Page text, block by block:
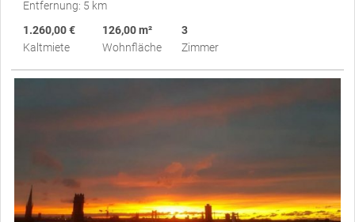
Entfernung: 5 km
1.260,00 €
Kaltmiete
126,00 m²
Wohnfläche
3
Zimmer